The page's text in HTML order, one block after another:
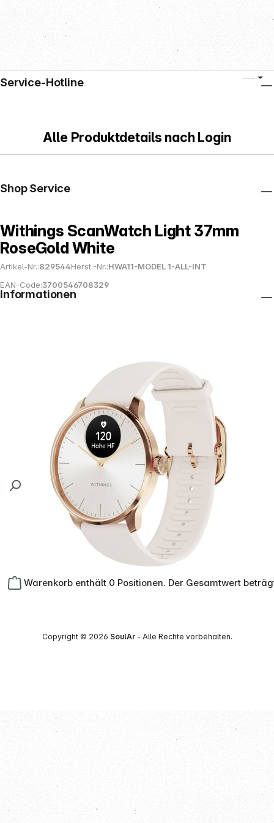
Warenkorb enthält 0 Positionen. Der Gesamtwert
Alle Produktdetails nach Login
Withings ScanWatch Light 37mm
RoseGold White
Artikel-Nr.:829544Herst.-Nr.:HWA11-MODEL 1-ALL-INT
EAN-Code:3700546708329
Service-Hotline
Shop Service
Informationen
Copyright © 2026 SoulAr- Alle Rechte vorbehalten.